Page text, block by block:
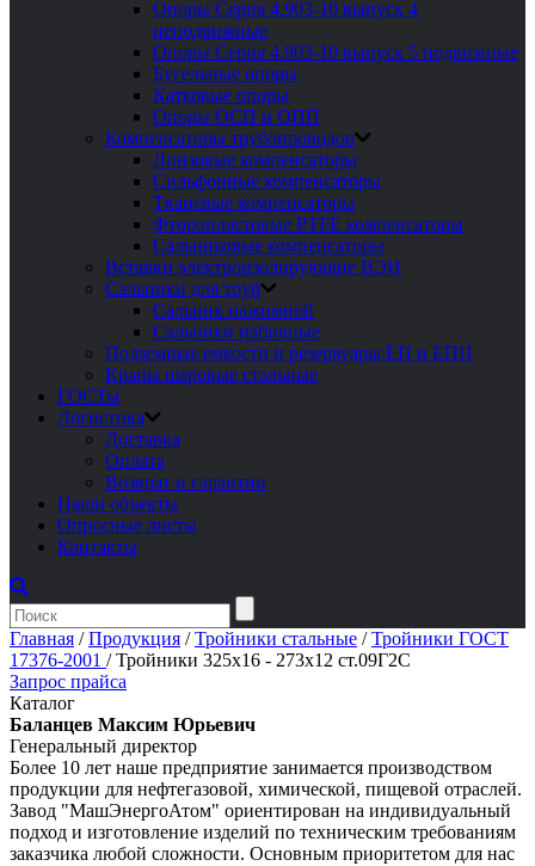
Опоры Серия 4.903-10 выпуск 4
неподвижные
Опоры Серия 4.903-10 выпуск 5 подвижные
Бугельные опоры
Катковые опоры
Опоры ОСП и ОПП
Компенсаторы трубопроводов
Линзовые компенсаторы
Сильфонные компенсаторы
Тканевые компенсаторы
Фторопластовые PTFE компенсаторы
Сальниковые компенсаторы
Вставки электроизолирующие ВЭИ
Сальники для труб
Сальник нажимной
Сальники набивные
Подземные емкости и резервуары ЕП и ЕПП
Краны шаровые стальные
ГОСТы
Логистика
Доставка
Оплата
Возврат и гарантии
Наши объекты
Опросные листы
Контакты
Главная /Продукция /Тройники стальные /Тройники ГОСТ
17376-2001 /Тройники 325х16 - 273х12 ст.09Г2С
Запрос прайса
Каталог
Баланцев Максим Юрьевич
Генеральный директор
Более 10 лет наше предприятие занимается производством
продукции для нефтегазовой, химической, пищевой отраслей.
Завод "МашЭнергоАтом" ориентирован на индивидуальный
подход и изготовление изделий по техническим требованиям
заказчика любой сложности. Основным приоритетом для нас